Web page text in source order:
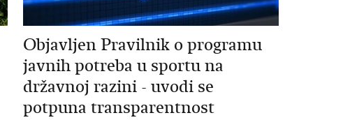
Objavljen Pravilnik o programu
javnih potreba u sportu na
državnoj razini - uvodi se
potpuna transparentnost